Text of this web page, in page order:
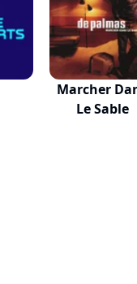
Marcher
Le Sable